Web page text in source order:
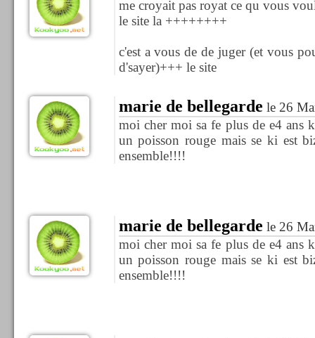
me croyait pas royat ce qu vous
le site la ++++++++
c'est a vous de de juger (et vous
d'sayer)+++ le site
marie de bellegarde le 26
moi cher moi sa fe plus de e4 ans
un poisson rouge mais se ki est
ensemble!!!!
marie de bellegarde le 26
moi cher moi sa fe plus de e4 ans
un poisson rouge mais se ki est
ensemble!!!!